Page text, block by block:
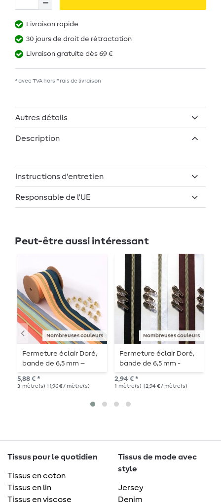
Livraison rapide
30 jours de droit de rétractation
Livraison gratuite dès 69 €
* avec TVA hors Frais de livraison
Autres détails
Description
Instructions d'entretien
Responsable de l'UE
Peut-être aussi intéressant
Nombreuses couleurs
Fermeture éclair Doré,
bande de 6,5 mm –
longueur 3 m –
métallisée
5,88 € *
3 mètre(s) | 1,96 € / mètre(s)
Nombreuses couleurs
Fermeture éclair Doré,
bande de 6,5 mm -
longueur 1 m -
métallisée
2,94 € *
1 mètre(s) | 2,94 € / mètre(s)
Tissus pour le quotidien
Tissus en coton
Tissus en lin
Tissus en viscose
Tissus de mode avec
style
Jersey
Denim